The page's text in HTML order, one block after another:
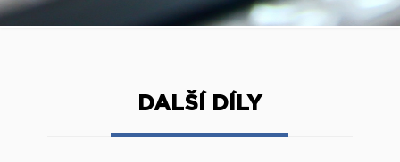
DALŠÍ DÍLY